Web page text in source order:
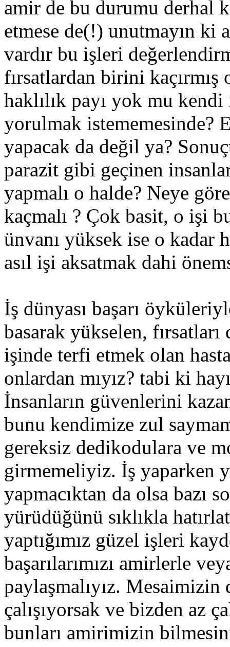
amir de bu durumu derhal
etmese de(!) unutmayın ki
vardır bu işleri
fırsatlardan birini
haklılık payı yok mu
yorulmak istememesinde?
yapacak da değil ya?
parazit gibi geçinen
yapmalı o halde? Neye
kaçmalı ? Çok basit, o işi
ünvanı yüksek ise o kadar
asıl işi aksatmak dahi
İş dünyası başarı
basarak yükselen,
işinde terfi etmek olan
onlardan mıyız? tabi ki
İnsanların güvenlerini
bunu kendimize zul
gereksiz dedikodulara ve
girmemeliyiz. İş yaparken
yapmacıktan da olsa bazı
yürüdüğünü sıklıkla
yaptığımız güzel işleri
başarılarımızı amirlerle
paylaşmalıyız. Mesaimizin
çalışıyorsak ve bizden az
bunları amirimizin